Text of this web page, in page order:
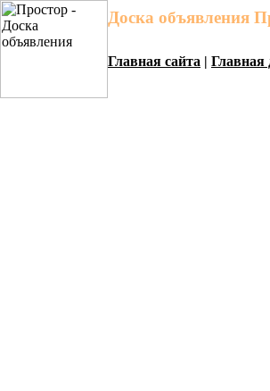
Доска объявления
Главная сайта | Главная